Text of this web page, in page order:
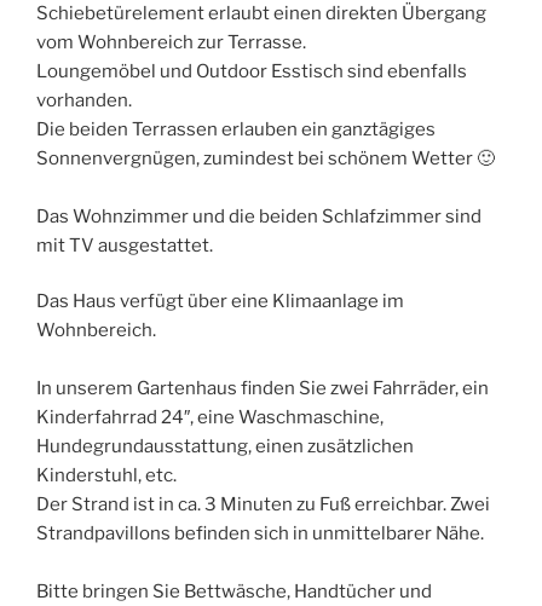
Schiebetürelement erlaubt einen direkten Übergang
vom Wohnbereich zur Terrasse.
Loungemöbel und Outdoor Esstisch sind ebenfalls
vorhanden.
Die beiden Terrassen erlauben ein ganztägiges
Sonnenvergnügen, zumindest bei schönem Wetter 🙂
Das Wohnzimmer und die beiden Schlafzimmer sind
mit TV ausgestattet.
Das Haus verfügt über eine Klimaanlage im
Wohnbereich.
In unserem Gartenhaus finden Sie zwei Fahrräder, ein
Kinderfahrrad 24″, eine Waschmaschine,
Hundegrundausstattung, einen zusätzlichen
Kinderstuhl, etc.
Der Strand ist in ca. 3 Minuten zu Fuß erreichbar. Zwei
Strandpavillons befinden sich in unmittelbarer Nähe.
Bitte bringen Sie Bettwäsche, Handtücher und